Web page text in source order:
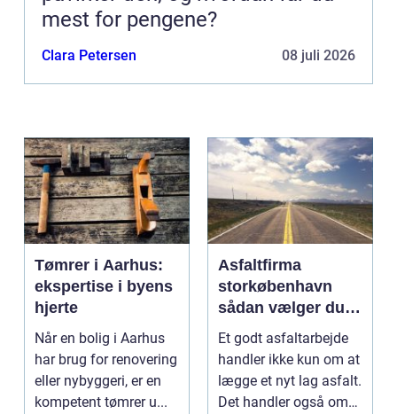
mest for pengene?
Clara Petersen 08 juli 2026
Tømrer i Aarhus:
ekspertise i byens
hjerte
Når en bolig i Aarhus
har brug for renovering
eller nybyggeri, er en
kompetent tømrer u...
Asfaltfirma
storkøbenhavn
sådan vælger du
den rette
samarbejdspartner
Et godt asfaltarbejde
handler ikke kun om at
lægge et nyt lag asfalt.
Det handler også om